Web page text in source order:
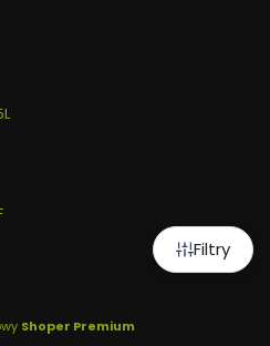
Filtry
Shoper Premium
0. Zobacz szczegóły